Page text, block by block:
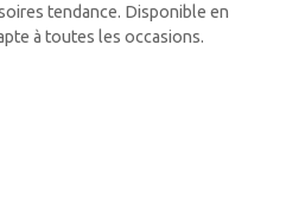
tendance. Disponible en
à toutes les occasions.